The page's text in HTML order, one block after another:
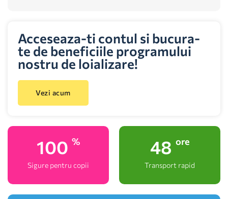
Acceseaza-ti contul si bucura-
te de beneficiile programului
nostru de loializare!
Vezi acum
100 %
Sigure pentru copii
48 ore
Transport rapid